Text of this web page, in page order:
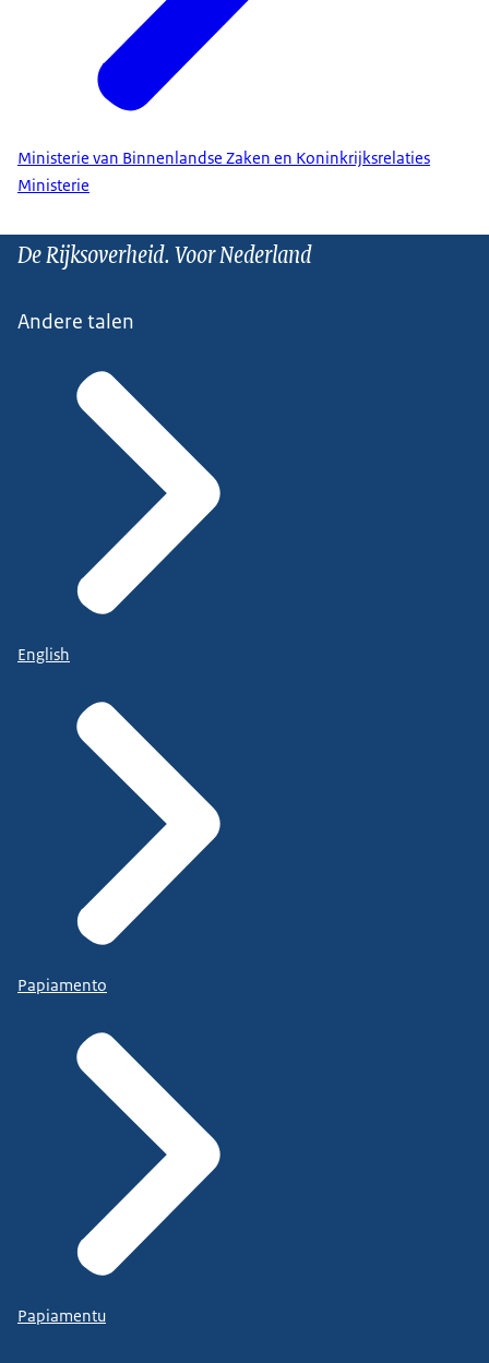
Ministerie van Binnenlandse Zaken en Koninkrijksrelaties
Ministerie
De Rijksoverheid. Voor Nederland
Andere talen
English
Papiamento
Papiamentu